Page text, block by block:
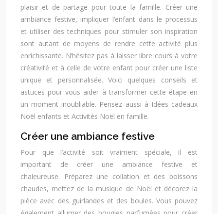
plaisir et de partage pour toute la famille. Créer une
ambiance festive, impliquer l’enfant dans le processus
et utiliser des techniques pour stimuler son inspiration
sont autant de moyens de rendre cette activité plus
enrichissante. N’hésitez pas à laisser libre cours à votre
créativité et à celle de votre enfant pour créer une liste
unique et personnalisée. Voici quelques conseils et
astuces pour vous aider à transformer cette étape en
un moment inoubliable. Pensez aussi à Idées cadeaux
Noël enfants et Activités Noël en famille.
Créer une ambiance festive
Pour que l’activité soit vraiment spéciale, il est
important de créer une ambiance festive et
chaleureuse. Préparez une collation et des boissons
chaudes, mettez de la musique de Noël et décorez la
pièce avec des guirlandes et des boules. Vous pouvez